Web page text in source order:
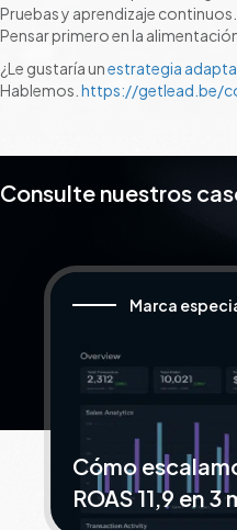
Pruebas y aprendizaje continuos.
Pensar primero en la
¿Le gustaría unestrategia
Hablemos. https://getlead.be/
Consulte nuestros
Marca
Cómo
ROAS 11,9 en 3